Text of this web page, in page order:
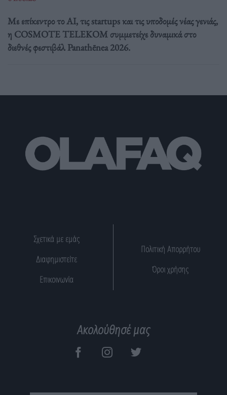
Με επίκεντρο το AI, τις startups και τις υποδομές νέας γενιάς,
η COSMOTE TELEKOM συμμετείχε δυναμικά στο
διεθνές φεστιβάλ Panathēnea 2026.
Σχετικά με εμάς
Διαφημιστείτε
Επικοινωνία
Πολιτική Απορρήτου
Όροι χρήσης
Ακολούθησέ μας